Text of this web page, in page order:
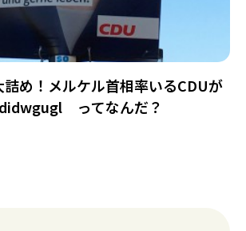
詰め！メルケル首相率いるCDUが
ってなんだ？